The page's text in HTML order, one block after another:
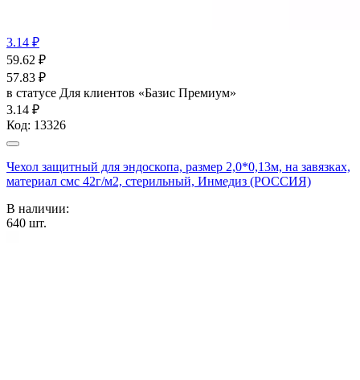
3.14 ₽
59.62 ₽
57.83 ₽
в статусе Для клиентов «Базис Премиум»
3.14 ₽
Код: 13326
Чехол защитный для эндоскопа, размер 2,0*0,13м, на завязках,
материал смс 42г/м2, стерильный, Инмедиз (РОССИЯ)
В наличии:
640 шт.